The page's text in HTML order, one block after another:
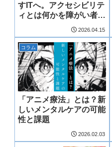
すITへ。アクセシビリテ
ィとは何かを障がい者目
2026.04.15
コラム
「アニメ療法」とは？新
しいメンタルケアの可能
性と課題
2026.02.03